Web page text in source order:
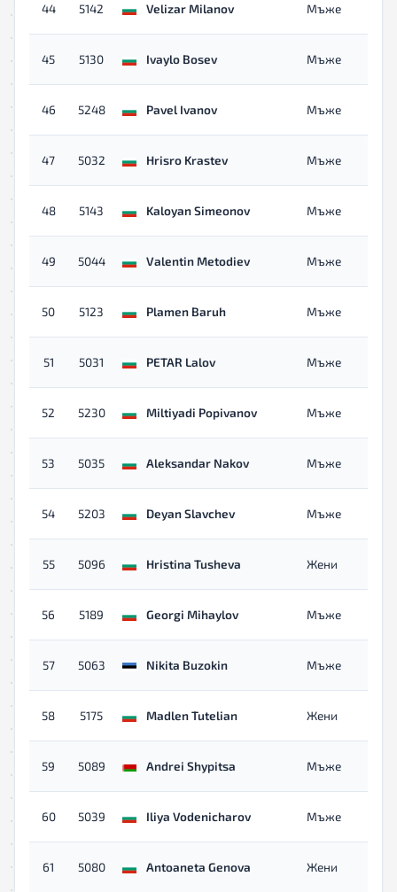
44 5142 Velizar Milanov Мъже
45 5130 Ivaylo Bosev Мъже
46 5248 Pavel Ivanov Мъже
47 5032 Hrisro Krastev Мъже
48 5143 Kaloyan Simeonov Мъже
49 5044 Valentin Metodiev Мъже
50 5123 Plamen Baruh Мъже
51 5031 PETAR Lalov Мъже
52 5230 Miltiyadi Popivanov Мъже
53 5035 Aleksandar Nakov Мъже
54 5203 Deyan Slavchev Мъже
55 5096 Hristina Tusheva Жени
56 5189 Georgi Mihaylov Мъже
57 5063 Nikita Buzokin Мъже
58 5175 Madlen Tutelian Жени
59 5089 Andrei Shypitsa Мъже
60 5039 Iliya Vodenicharov Мъже
61 5080 Antoaneta Genova Жени